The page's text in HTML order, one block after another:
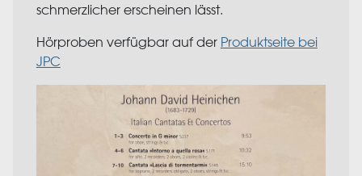
schmerzlicher erscheinen lässt.
Hörproben verfügbar auf der Produktseite bei
JPC